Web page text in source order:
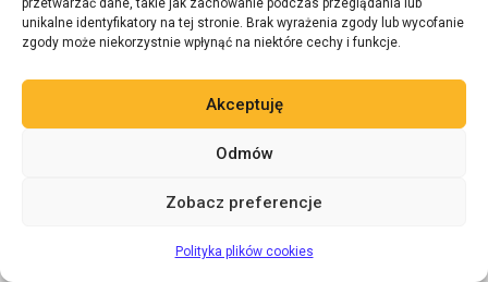
przetwarzać dane, takie jak zachowanie podczas przeglądania lub
unikalne identyfikatory na tej stronie. Brak wyrażenia zgody lub wycofanie
zgody może niekorzystnie wpłynąć na niektóre cechy i funkcje.
Akceptuję
Odmów
Zobacz preferencje
Polityka plików cookies
03/04/2026
Radosław Froń
,Prawo winiarskie
Nowości w sklepie
PRAWOALKOHOLOWE.P